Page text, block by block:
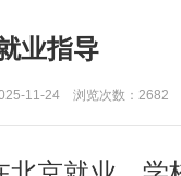
业指导
11-24 浏览次数： 2682